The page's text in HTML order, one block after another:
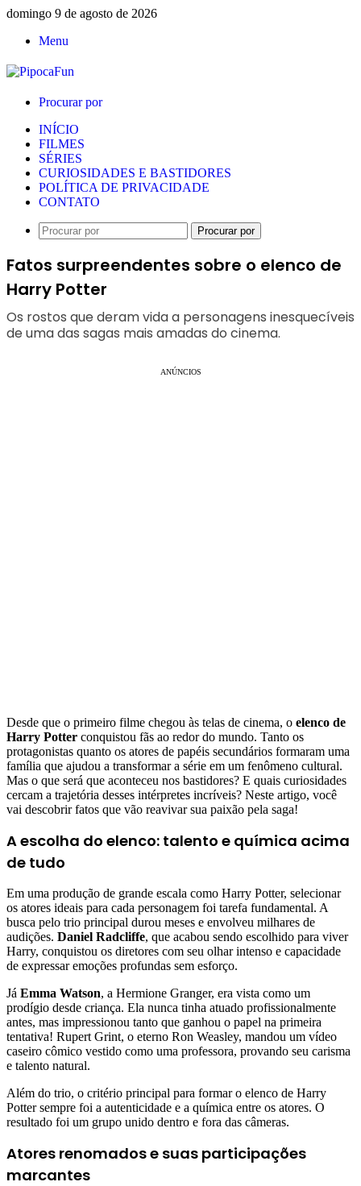
domingo 9 de agosto de 2026
Menu
Procurar por
INÍCIO
FILMES
SÉRIES
CURIOSIDADES E BASTIDORES
POLÍTICA DE PRIVACIDADE
CONTATO
Procurar por
Fatos surpreendentes sobre o elenco de
Harry Potter
Os rostos que deram vida a personagens inesquecíveis
de uma das sagas mais amadas do cinema.
ANÚNCIOS
Desde que o primeiro filme chegou às telas de cinema, o elenco de
Harry Potter conquistou fãs ao redor do mundo. Tanto os
protagonistas quanto os atores de papéis secundários formaram uma
família que ajudou a transformar a série em um fenômeno cultural.
Mas o que será que aconteceu nos bastidores? E quais curiosidades
cercam a trajetória desses intérpretes incríveis? Neste artigo, você
vai descobrir fatos que vão reavivar sua paixão pela saga!
A escolha do elenco: talento e química acima
de tudo
Em uma produção de grande escala como Harry Potter, selecionar
os atores ideais para cada personagem foi tarefa fundamental. A
busca pelo trio principal durou meses e envolveu milhares de
audições. Daniel Radcliffe, que acabou sendo escolhido para viver
Harry, conquistou os diretores com seu olhar intenso e capacidade
de expressar emoções profundas sem esforço.
Já Emma Watson, a Hermione Granger, era vista como um
prodígio desde criança. Ela nunca tinha atuado profissionalmente
antes, mas impressionou tanto que ganhou o papel na primeira
tentativa! Rupert Grint, o eterno Ron Weasley, mandou um vídeo
caseiro cômico vestido como uma professora, provando seu carisma
e talento natural.
Além do trio, o critério principal para formar o elenco de Harry
Potter sempre foi a autenticidade e a química entre os atores. O
resultado foi um grupo unido dentro e fora das câmeras.
Atores renomados e suas participações
marcantes